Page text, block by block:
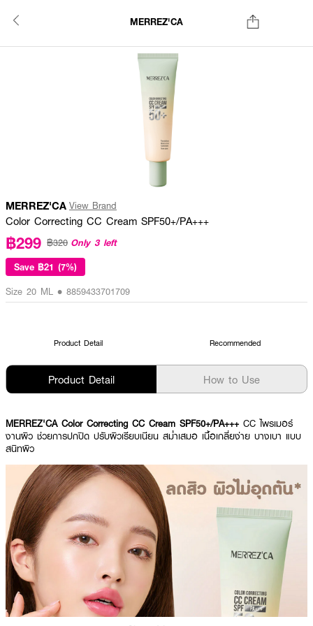
MERREZ'CA
MERREZ'CA View Brand
Color Correcting CC Cream SPF50+/PA+++
฿299 ฿320 Only 3 left
Save ฿21 (7%)
Size 20 ML • 8859433701709
Product Detail Recommended
Product Detail How to Use
MERREZ'CA Color Correcting CC Cream SPF50+/PA+++ CC ไพรเมอร์
งานผิว ช่วยการปกปิด ปรับผิวเรียบเนียน สม่ำเสมอ เนื้อเกลี่ยง่าย บางเบา แบบ
สนิทผิว